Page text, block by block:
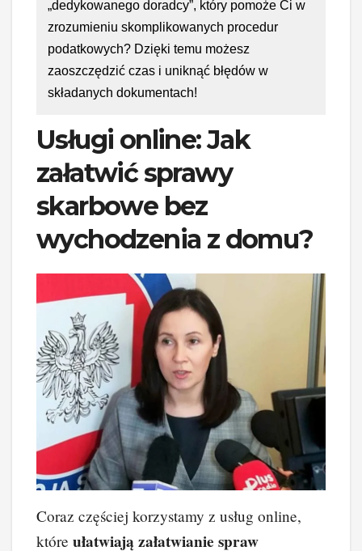
„dedykowanego doradcy”, który pomoże Ci w
zrozumieniu skomplikowanych procedur
podatkowych? Dzięki temu możesz
zaoszczędzić czas i uniknąć błędów w
składanych dokumentach!
Usługi online: Jak
załatwić sprawy
skarbowe bez
wychodzenia z domu?
Coraz częściej korzystamy z usług online,
które ułatwiają załatwianie spraw